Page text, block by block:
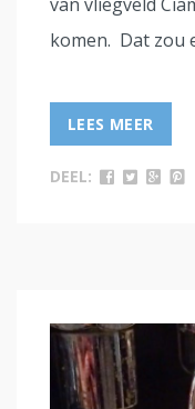
komen. Dat zou
LEES MEER
DEEL: